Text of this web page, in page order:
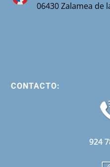
06430 Zalamea de
CONTACTO:
924